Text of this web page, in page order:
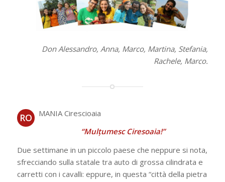
Don Alessandro, Anna, Marco, Martina, Stefania,
Rachele, Marco.
RO
MANIA Cirescioaia
“Mulțumesc Ciresoaia!”
Due settimane in un piccolo paese che neppure si nota,
sfrecciando sulla statale tra auto di grossa cilindrata e
carretti con i cavalli: eppure, in questa “città della pietra